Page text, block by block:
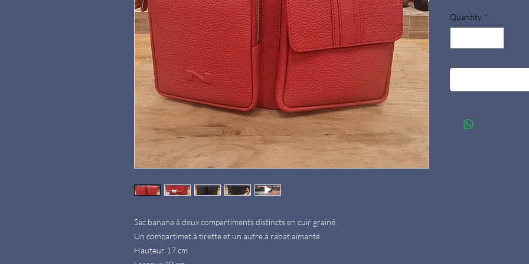
Sac banana à deux compartiments distincts en cuir grainé.
Un compartimet à tirette et un autre à rabat aimanté.
Hauteur 17 cm
Quantity *